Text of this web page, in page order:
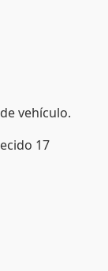
vehículo.
17